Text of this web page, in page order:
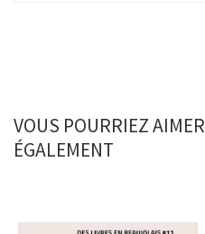
VOUS POURRIEZ AIMER
ÉGALEMENT